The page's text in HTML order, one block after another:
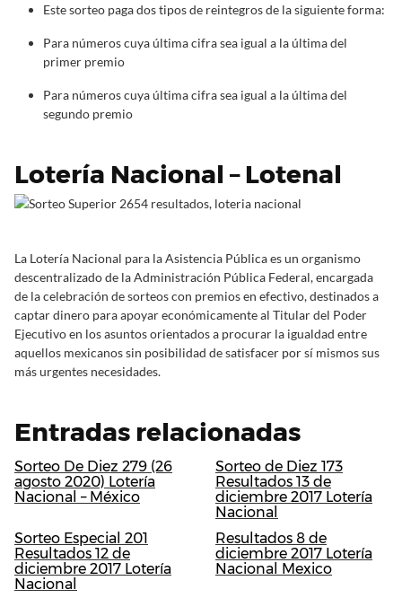
Este sorteo paga dos tipos de reintegros de la siguiente forma:
Para números cuya última cifra sea igual a la última del
primer premio
Para números cuya última cifra sea igual a la última del
segundo premio
Lotería Nacional – Lotenal
La Lotería Nacional para la Asistencia Pública es un organismo
descentralizado de la Administración Pública Federal, encargada
de la celebración de sorteos con premios en efectivo, destinados a
captar dinero para apoyar económicamente al Titular del Poder
Ejecutivo en los asuntos orientados a procurar la igualdad entre
aquellos mexicanos sin posibilidad de satisfacer por sí mismos sus
más urgentes necesidades.
Entradas relacionadas
Sorteo De Diez 279 (26
agosto 2020) Lotería
Nacional – México
Sorteo de Diez 173
Resultados 13 de
diciembre 2017 Lotería
Nacional
Sorteo Especial 201
Resultados 12 de
diciembre 2017 Lotería
Nacional
Resultados 8 de
diciembre 2017 Lotería
Nacional Mexico